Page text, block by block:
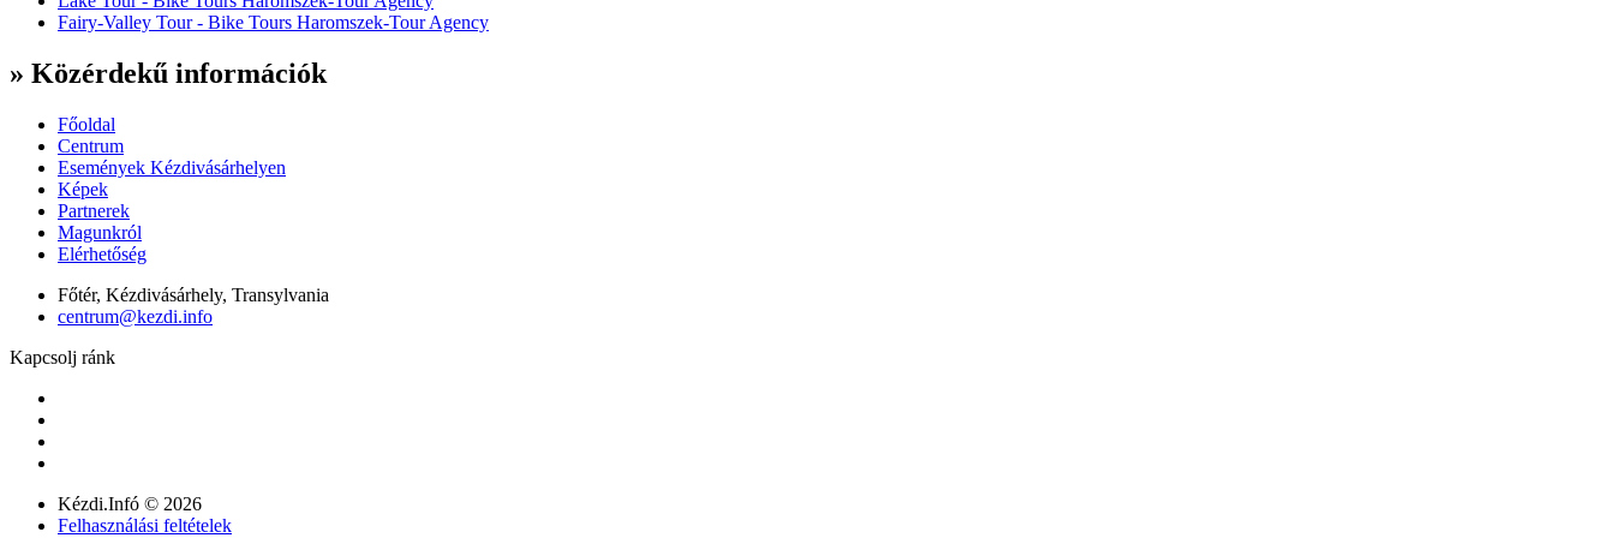
Fairy-Valley Tour - Bike Tours Haromszek-Tour Agency
» Közérdekű információk
Főoldal
Centrum
Események Kézdivásárhelyen
Képek
Partnerek
Magunkról
Elérhetőség
Főtér, Kézdivásárhely, Transylvania
centrum@kezdi.info
Kapcsolj ránk
Kézdi.Infó © 2026
Felhasználási feltételek